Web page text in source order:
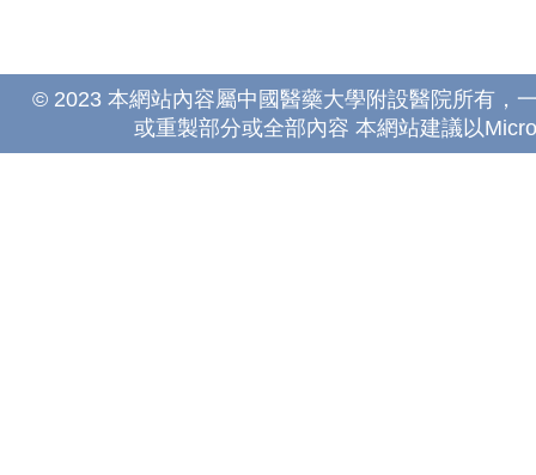
© 2023 本網站內容屬中國醫藥大學附設醫院所有，
或重製部分或全部內容 本網站建議以